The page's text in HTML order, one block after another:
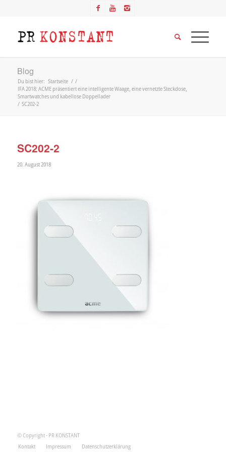
Blog
Du bist hier: Startseite / /
IFA 2018: ACME präsentiert eine intelligente Waage, eine vernetzte Steckdose,
Smartwatches und kabellose Doppellader
/ SC202-2
SC202-2
20. August 2018
© Copyright - PR KONSTANT
Kontakt
Impressum Datenschutzerklärung